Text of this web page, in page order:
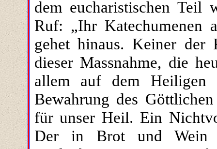
dem eucharistischen
Ruf: „Ihr Katechumenen
gehet hinaus. Keiner der
dieser Massnahme, die
allem auf dem
Bewahrung des
für unser Heil. Ein
Der in Brot und Wein